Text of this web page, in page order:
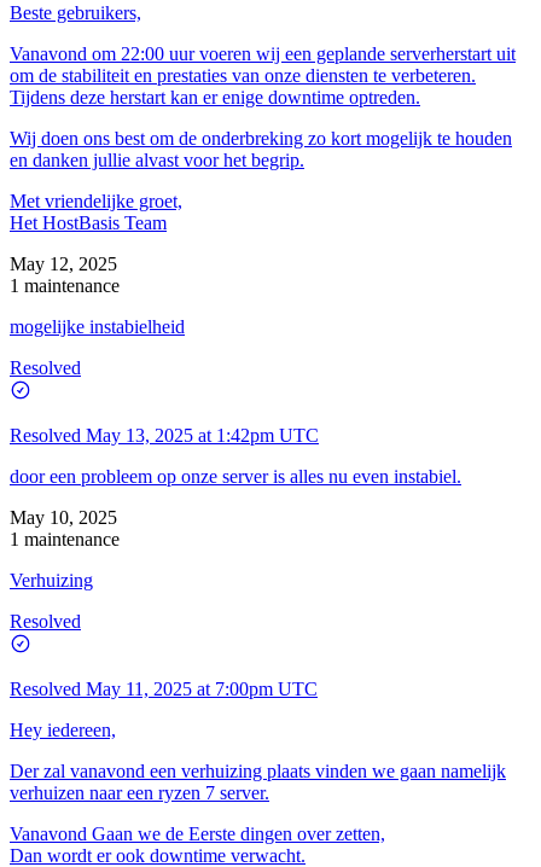
Beste gebruikers,
Vanavond om 22:00 uur voeren wij een geplande serverherstart uit
om de stabiliteit en prestaties van onze diensten te verbeteren.
Tijdens deze herstart kan er enige downtime optreden.
Wij doen ons best om de onderbreking zo kort mogelijk te houden
en danken jullie alvast voor het begrip.
Met vriendelijke groet,
Het HostBasis Team
May 12, 2025
1 maintenance
mogelijke instabielheid
Resolved
Resolved May 13, 2025 at 1:42pm UTC
door een probleem op onze server is alles nu even instabiel.
May 10, 2025
1 maintenance
Verhuizing
Resolved
Resolved May 11, 2025 at 7:00pm UTC
Hey iedereen,
Der zal vanavond een verhuizing plaats vinden we gaan namelijk
verhuizen naar een ryzen 7 server.
Vanavond Gaan we de Eerste dingen over zetten,
Dan wordt er ook downtime verwacht.